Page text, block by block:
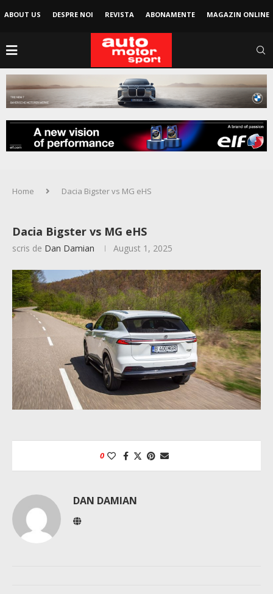
ABOUT US DESPRE NOI REVISTA ABONAMENTE MAGAZIN ONLINE
Home Dacia Bigster vs MG eHS
Dacia Bigster vs MG eHS
scris de Dan Damian August 1, 2025
0
DAN DAMIAN